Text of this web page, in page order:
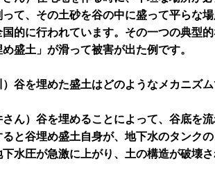
って、その土砂を谷の中に盛って平らな
国的に行われています。その一つの典型
盛土」が滑って被害が出た例です。
谷を埋めた盛土はどのようなメカニズム
ん）谷を埋めることによって、谷底を
ると谷埋め盛土自身が、地下水のタンク
下水圧が急激に上がり、土の構造が破壊